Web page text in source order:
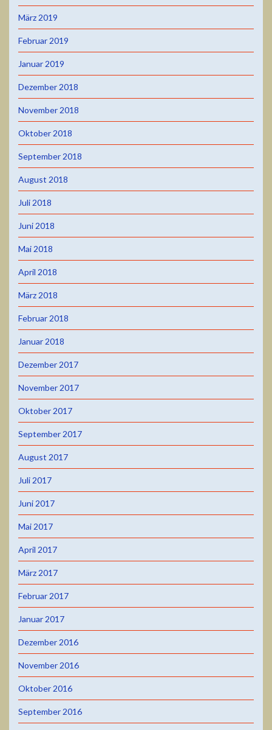
März 2019
Februar 2019
Januar 2019
Dezember 2018
November 2018
Oktober 2018
September 2018
August 2018
Juli 2018
Juni 2018
Mai 2018
April 2018
März 2018
Februar 2018
Januar 2018
Dezember 2017
November 2017
Oktober 2017
September 2017
August 2017
Juli 2017
Juni 2017
Mai 2017
April 2017
März 2017
Februar 2017
Januar 2017
Dezember 2016
November 2016
Oktober 2016
September 2016